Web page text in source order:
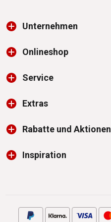
Unternehmen
Onlineshop
Service
Extras
Rabatte und Aktionen
Inspiration